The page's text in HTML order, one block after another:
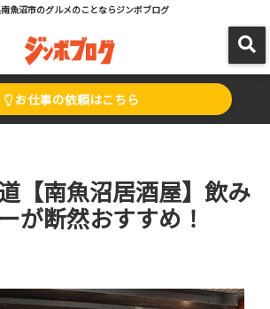
魚沼市のグルメのことならジンボブログ
お仕事の依頼はこちら
【南魚沼居酒屋】飲み
が断然おすすめ！